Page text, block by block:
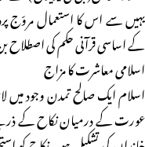
یہیں سے اس کا استعمال مروّج
کے اساسی قرآنی حکم کی اصطلاح
اسلامی معاشرت کا مزاج
اسلام ایک صالح تمدن وجود
عورت کے درمیان نکاح کے